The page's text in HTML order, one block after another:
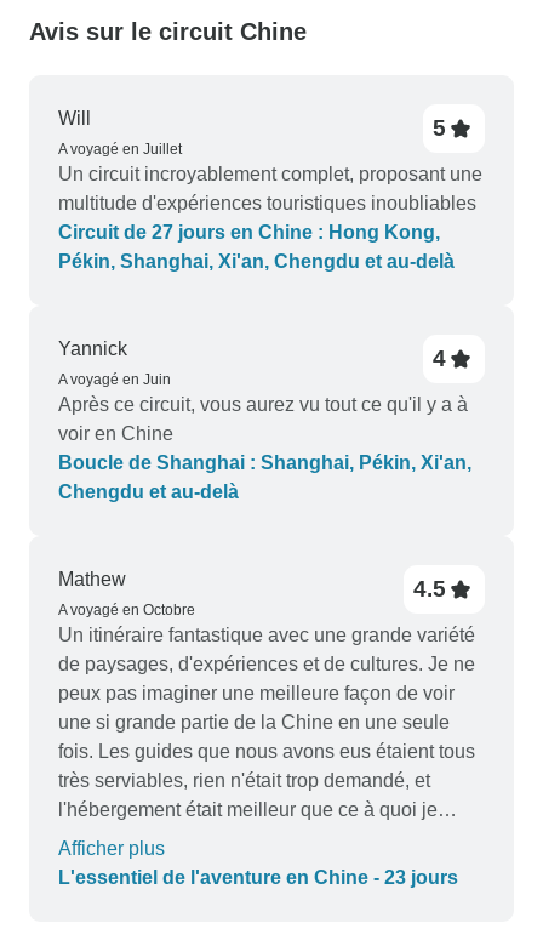
Avis sur le circuit Chine
Will
A voyagé en Juillet
5
Un circuit incroyablement complet, proposant une
multitude d'expériences touristiques inoubliables
Circuit de 27 jours en Chine : Hong Kong,
Pékin, Shanghai, Xi'an, Chengdu et au-delà
Yannick
A voyagé en Juin
4
Après ce circuit, vous aurez vu tout ce qu'il y a à
voir en Chine
Boucle de Shanghai : Shanghai, Pékin, Xi'an,
Chengdu et au-delà
Mathew
A voyagé en Octobre
4.5
Un itinéraire fantastique avec une grande variété
de paysages, d'expériences et de cultures. Je ne
peux pas imaginer une meilleure façon de voir
une si grande partie de la Chine en une seule
fois. Les guides que nous avons eus étaient tous
très serviables, rien n'était trop demandé, et
l'hébergement était meilleur que ce à quoi je
m'attendais. J'adorerais pouvoir recommencer
tout de suite :)
Afficher plus
L'essentiel de l'aventure en Chine - 23 jours